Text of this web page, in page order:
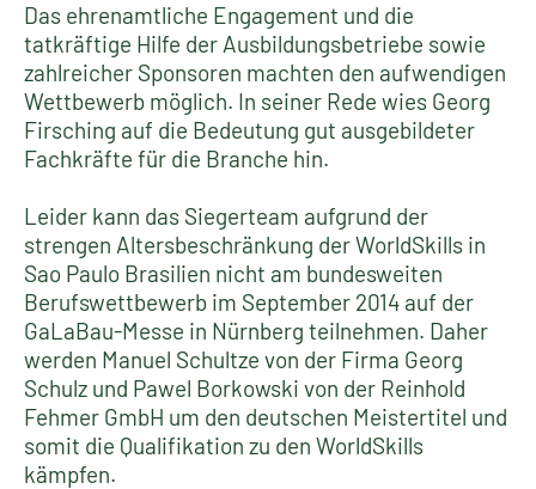
Das ehrenamtliche Engagement und die
tatkräftige Hilfe der Ausbildungsbetriebe sowie
zahlreicher Sponsoren machten den aufwendigen
Wettbewerb möglich. In seiner Rede wies Georg
Firsching auf die Bedeutung gut ausgebildeter
Fachkräfte für die Branche hin.
Leider kann das Siegerteam aufgrund der
strengen Altersbeschränkung der WorldSkills in
Sao Paulo Brasilien nicht am bundesweiten
Berufswettbewerb im September 2014 auf der
GaLaBau-Messe in Nürnberg teilnehmen. Daher
werden Manuel Schultze von der Firma Georg
Schulz und Pawel Borkowski von der Reinhold
Fehmer GmbH um den deutschen Meistertitel und
somit die Qualifikation zu den WorldSkills
kämpfen.